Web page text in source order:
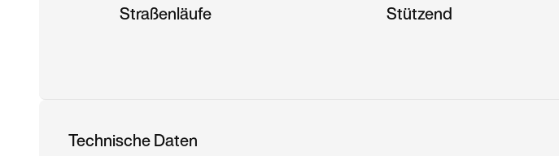
Straßenläufe Stützend
Technische Daten